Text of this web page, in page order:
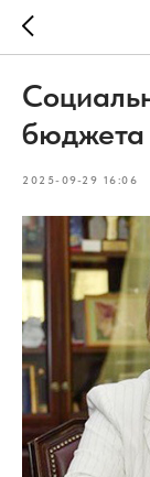
бюджета
2025-09-29 16:06